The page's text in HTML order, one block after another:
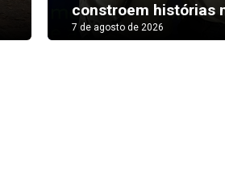
constroem histórias
7 de agosto de 2026